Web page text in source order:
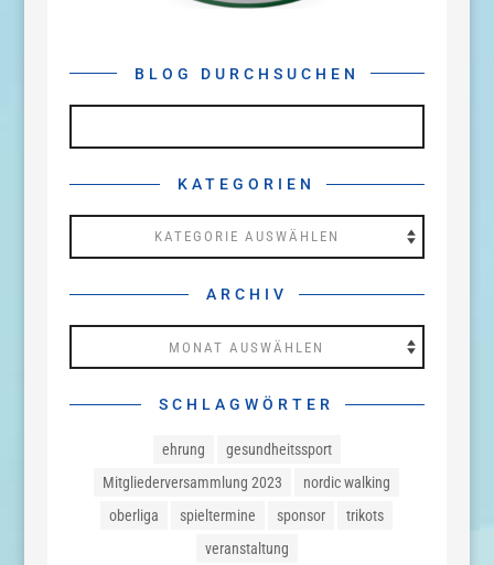
BLOG DURCHSUCHEN
KATEGORIEN
ARCHIV
SCHLAGWÖRTER
ehrung
gesundheitssport
Mitgliederversammlung 2023
nordic walking
oberliga
spieltermine sponsor
trikots
veranstaltung